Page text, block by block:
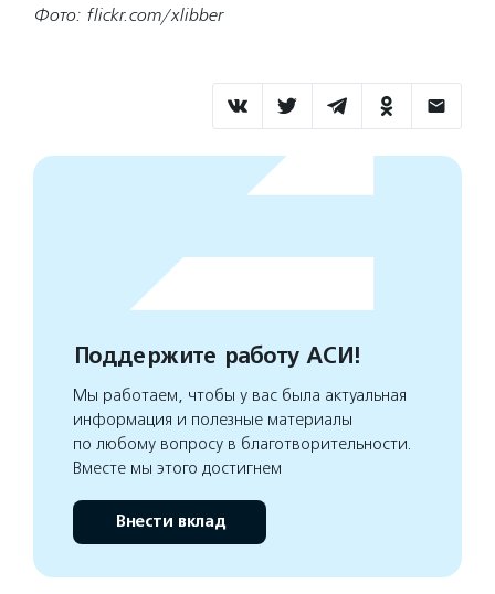
Фото: flickr.com/xlibber
Поддержите работу АСИ!
Мы работаем, чтобы у вас была актуальная
информация и полезные материалы
по любому вопросу в благотворительности.
Вместе мы этого достигнем
Внести вклад